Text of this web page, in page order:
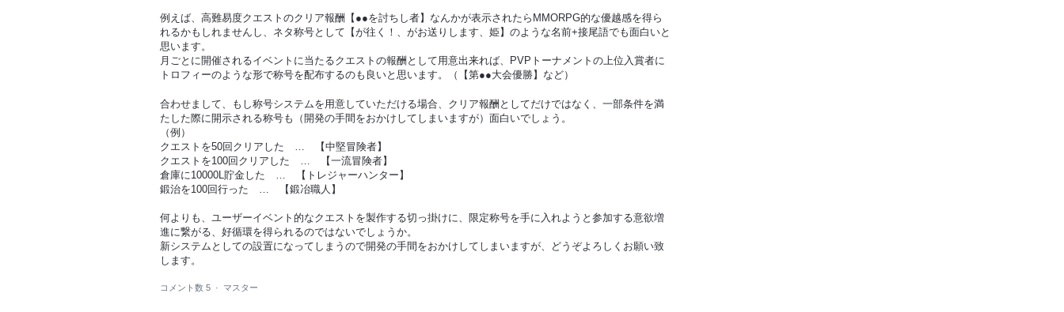
例えば、高難易度クエストのクリア報酬【●●を討ちし者】なんかが表示されたらMMORPG的な優越感を得ら
れるかもしれませんし、ネタ称号として【が往く！、がお送りします、姫】のような名前+接尾語でも面白いと
思います。
月ごとに開催されるイベントに当たるクエストの報酬として用意出来れば、PVPトーナメントの上位入賞者に
トロフィーのような形で称号を配布するのも良いと思います。（【第●●大会優勝】など）
合わせまして、もし称号システムを用意していただける場合、クリア報酬としてだけではなく、一部条件を満
たした際に開示される称号も（開発の手間をおかけしてしまいますが）面白いでしょう。
（例）
クエストを50回クリアした … 【中堅冒険者】
クエストを100回クリアした … 【一流冒険者】
倉庫に10000L貯金した … 【トレジャーハンター】
鍛治を100回行った … 【鍛冶職人】
何よりも、ユーザーイベント的なクエストを製作する切っ掛けに、限定称号を手に入れようと参加する意欲増
進に繋がる、好循環を得られるのではないでしょうか。
新システムとしての設置になってしまうので開発の手間をおかけしてしまいますが、どうぞよろしくお願い致
します。
コメント数 5 · マスター